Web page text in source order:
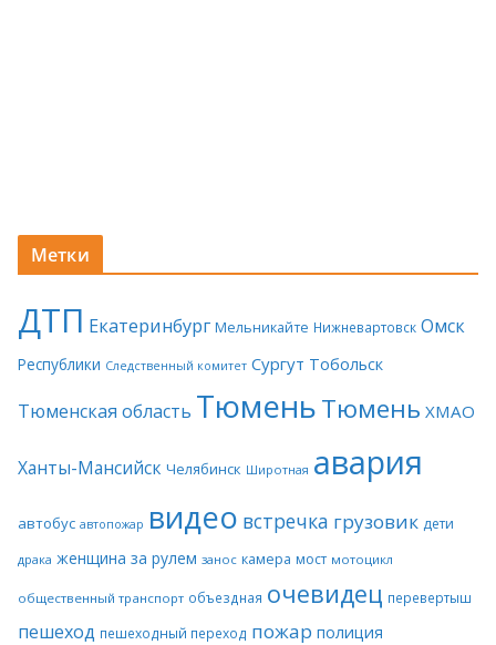
Метки
ДТП Екатеринбург Мельникайте Нижневартовск Омск
Республики Следственный комитет Сургут Тобольск
Тюменская область ТюменьТюмень ХМАО
Ханты-Мансийск Челябинск Широтная авария
автобус автопожар видео встречка грузовик дети
драка женщина за рулем занос камера мост мотоцикл
общественный транспорт объездная очевидец перевертыш
пешеход пешеходный переход пожар полиция